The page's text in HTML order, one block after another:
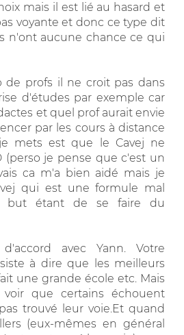
mais il est lié au hasard et
voyante et donc ce type dit
n'ont aucune chance ce qui
de profs il ne croit pas dans
d'études par exemple car
et quel prof aurait envie
par les cours à distance
mets est que le Cavej ne
(perso je pense que c'est un
ca m'a bien aidé mais je
qui est une formule mal
but étant de se faire du
avec Yann. Votre
à dire que les meilleurs
une grande école etc. Mais
que certains échouent
trouvé leur voie.Et quand
(eux-mêmes en général